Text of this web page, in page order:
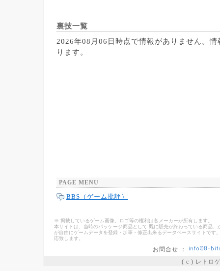
裏技一覧
2026年08月06日時点で情報がありません。
ります。
PAGE MENU
BBS（ゲーム批評）
※ 掲載しているゲーム画像、ロゴ等の権利は各メーカーが所有します。
本サイトは、当時のパッケージ商品として 既に販売が終わっている商品
が自由にゲームデータを登録・加筆・修正出来るデータベースサイトで
応致します。
お問合せ ：
( c ) レトロ